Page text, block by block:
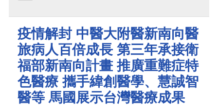
疫情解封 中醫大附醫新南向醫
旅病人百倍成長 第三年承接衛
福部新南向計畫 推廣重難症特
色醫療 攜手緯創醫學、慧誠智
醫等 馬國展示台灣醫療成果